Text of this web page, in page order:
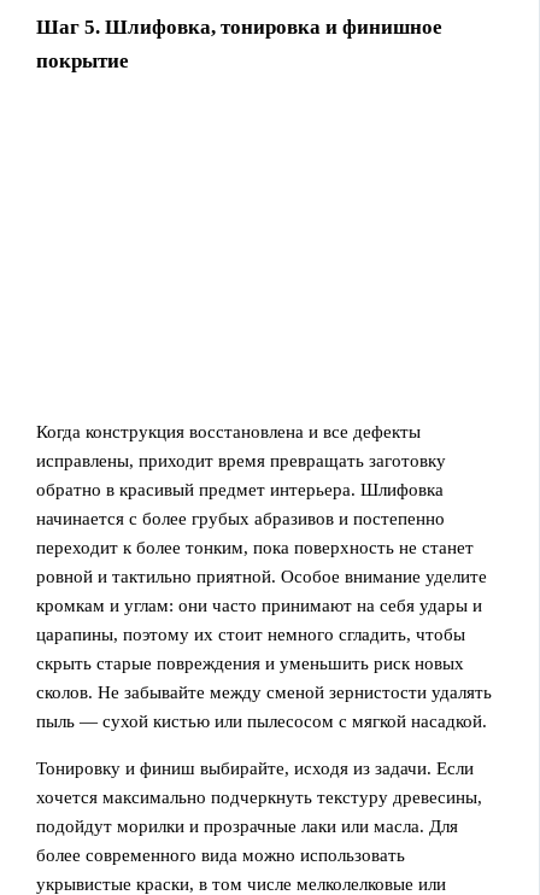
Шаг 5. Шлифовка, тонировка и финишное
покрытие
Когда конструкция восстановлена и все дефекты
исправлены, приходит время превращать заготовку
обратно в красивый предмет интерьера. Шлифовка
начинается с более грубых абразивов и постепенно
переходит к более тонким, пока поверхность не станет
ровной и тактильно приятной. Особое внимание уделите
кромкам и углам: они часто принимают на себя удары и
царапины, поэтому их стоит немного сгладить, чтобы
скрыть старые повреждения и уменьшить риск новых
сколов. Не забывайте между сменой зернистости удалять
пыль — сухой кистью или пылесосом с мягкой насадкой.
Тонировку и финиш выбирайте, исходя из задачи. Если
хочется максимально подчеркнуть текстуру древесины,
подойдут морилки и прозрачные лаки или масла. Для
более современного вида можно использовать
укрывистые краски, в том числе мелколелковые или